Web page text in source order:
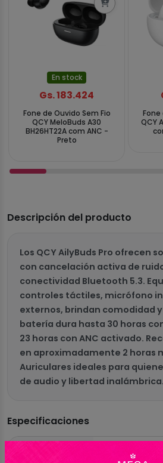
En stock
Gs. 183.424
Fone de Ouvido Sem Fio
QCY MeloBuds A30
BH26HT22A com ANC -
Preto
Fone
QCY
Descripción del producto
Los QCY AilyBuds Pro ofrecen
con cancelación activa de
conectividad Bluetooth 5.3.
controles táctiles, micrófono
externos, brindan comodidad y
batería dura hasta 30 horas
23 horas con ANC activado.
en aproximadamente 2 horas
Auriculares ideales para
de audio y libertad inalámbrica.
Especificaciones